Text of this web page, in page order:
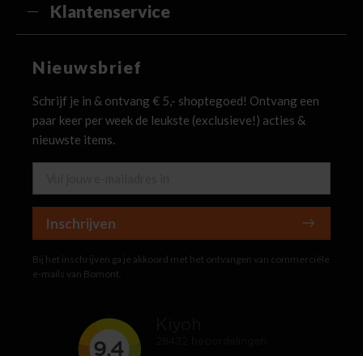
Klantenservice
Nieuwsbrief
Schrijf je in & ontvang € 5,- shoptegoed! Ontvang een
paar keer per week de leukste (exclusieve!) acties &
nieuwste items.
Inschrijven
Bij het inschrijven ga je akkoord met het ontvangen van commerciële
e-mails van Bomont.